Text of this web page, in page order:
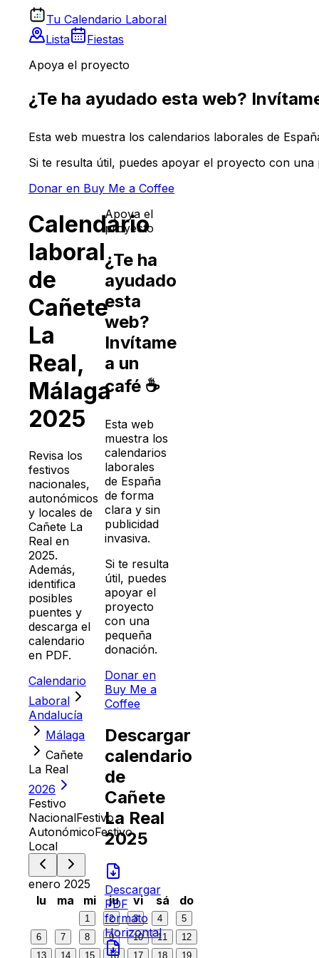
Tu Calendario Laboral
Lista
Fiestas
Apoya el proyecto
¿Te ha ayudado esta web?
Esta web muestra los calendarios laborales de
Si te resulta útil, puedes apoyar el proyecto con una
Donar en Buy Me a Coffee
Calendario
laboral
de
Cañete
La
Real,
Málaga
2025
Revisa los
festivos
nacionales,
autonómicos
y locales de
Cañete La
Real en
2025.
Además,
identifica
posibles
puentes y
descarga el
calendario
en PDF.
Calendario
Laboral
Andalucía
Málaga
Cañete
La Real
2026
Festivo
NacionalFestivo
AutonómicoFestivo
Local
enero 2025
lu
ma mi ju vi sá do
1 2 3 4
5
6
7 8 9 10 11
12
13
14 15 16 17 18
19
Apoya el
proyecto
¿Te ha
ayudado
esta
web?
Invítame
a un
café ☕
Esta web
muestra los
calendarios
laborales
de España
de forma
clara y sin
publicidad
invasiva.
Si te resulta
útil, puedes
apoyar el
proyecto
con una
pequeña
donación.
Donar en
Buy Me a
Coffee
Descargar
calendario
de
Cañete
La Real
2025
Descargar
PDF
formato
Horizontal